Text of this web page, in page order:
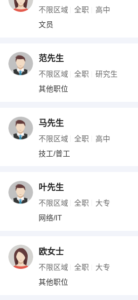
不限区域 全职 高中
文员
范先生
不限区域 全职 研究生
其他职位
马先生
不限区域 全职 高中
技工/普工
叶先生
不限区域 全职 大专
网络/IT
欧女士
不限区域 全职 大专
其他职位